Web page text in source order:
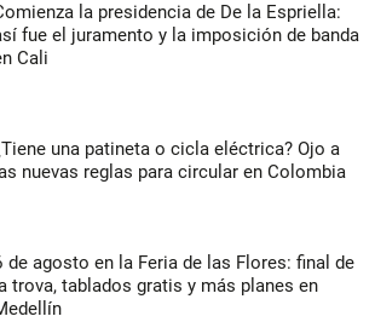
la presidencia de De la Espriella:
fue el juramento y la imposición de banda
Cali
una patineta o cicla eléctrica? Ojo a
nuevas reglas para circular en Colombia
de agosto en la Feria de las Flores: final de
trova, tablados gratis y más planes en